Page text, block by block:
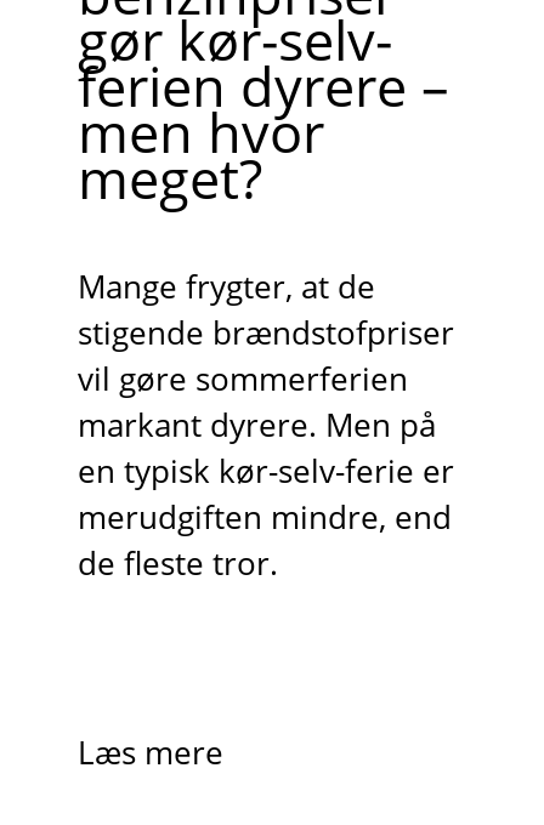
gør kør-selv-
ferien dyrere –
men hvor
meget?
Mange frygter, at de
stigende brændstofpriser
vil gøre sommerferien
markant dyrere. Men på
en typisk kør-selv-ferie er
merudgiften mindre, end
de fleste tror.
Læs mere